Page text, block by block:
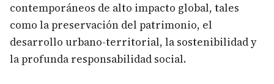
contemporáneos de alto impacto global, tales
como la preservación del patrimonio, el
desarrollo urbano-territorial, la sostenibilidad y
la profunda responsabilidad social.